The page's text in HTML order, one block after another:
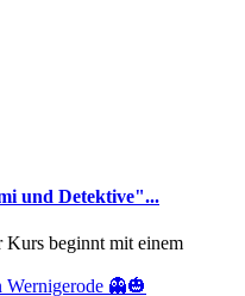
und Detektive"...
Kurs beginnt mit einem